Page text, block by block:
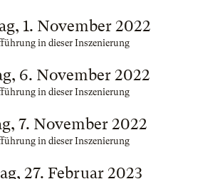
1. November 2022
in dieser Inszenierung
6. November 2022
in dieser Inszenierung
7. November 2022
in dieser Inszenierung
27. Februar 2023